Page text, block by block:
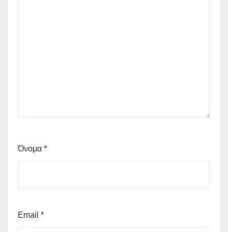
Όνομα *
Email *